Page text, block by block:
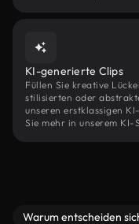
KI-generierte Clips
Füllen Sie kreative
stilisierten oder
unseren erstklassigen
Sie mehr in unserem KI-
Warum entscheiden